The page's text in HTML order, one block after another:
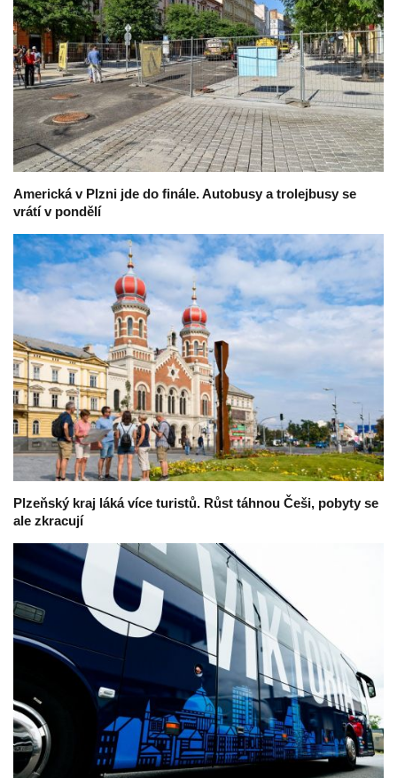
Americká v Plzni jde do finále. Autobusy a trolejbusy se
vrátí v pondělí
Plzeňský kraj láká více turistů. Růst táhnou Češi, pobyty se
ale zkracují